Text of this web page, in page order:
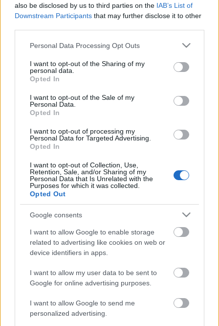
also be disclosed by us to third parties on the IAB’s List of
Downstream Participants that may further disclose it to other
Please note that this website/app uses one or more Google
not limited to your visit or usage behaviour. You may click to
grant or deny consent to Google and its third-party tags to
use your data for below specified purposes in below Google
consent section.
Personal Data Processing Opt Outs
I want to opt-out of the Sharing of my
personal data.
Opted In
I want to opt-out of the Sale of my
Personal Data.
Opted In
I want to opt-out of processing my
Personal Data for Targeted Advertising.
Opted In
I want to opt-out of Collection, Use,
Retention, Sale, and/or Sharing of my
Personal Data that Is Unrelated with the
Purposes for which it was collected.
Opted Out
Google consents
I want to allow Google to enable storage
related to advertising like cookies on web or
device identifiers in apps.
I want to allow my user data to be sent to
Google for online advertising purposes.
I want to allow Google to send me
personalized advertising.
Elkészítés:
keveset megtartottam.
Egy magas falú serpenyőben olajon a kockázott
csirkemellet fehéredésig sütöttem, majd
kukoricát, a kockázott paradicsomot. Összekevertem
a hozzávalókat, felöntöttem egy nagy pohár
chilivel. Összefőztem az ízeket, majd hozzáforgattam
a tésztát és aprított petrezselymet is.
Füstölt reszelt sajttal megszórva tálaltam.
Jó étvágyat!
Címkék:bab csirkemell kukorica mexikói orsó Receptajánló
VitaPasta
Ajánlott bejegyzések: